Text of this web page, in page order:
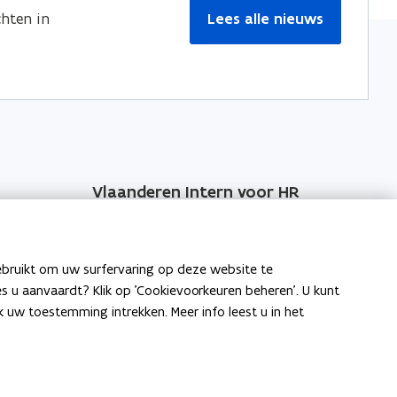
in
Lees alle nieuws
Vlaanderen Intern voor HR
om uw surfervaring op deze website te
aanvaardt? Klik op 'Cookievoorkeuren beheren'. U kunt
toestemming intrekken. Meer info leest u in het